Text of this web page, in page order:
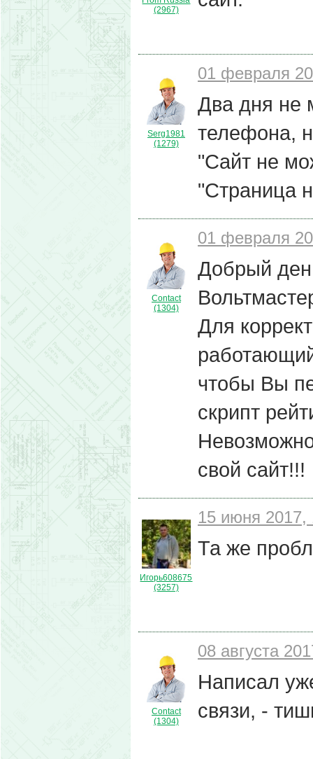
(2967)
Serg1981
(1279)
01 февраля
Два дня не
телефона,
"Сайт не
"Страница
Contact
(1304)
01 февраля
Добрый
Для
чтобы Вы
скрипт
свой сайт!!!
Игорь608675
(3257)
15 июня 2017,
Та же
Contact
(1304)
08 августа
Написал
связи, -